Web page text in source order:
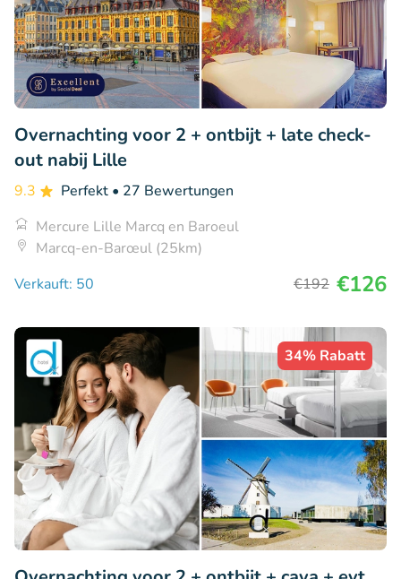
Overnachting voor 2 + ontbijt + late check-
out nabij Lille
9.3 Perfekt • 27 Bewertungen
Mercure Lille Marcq en Baroeul
Marcq-en-Barœul (25km)
Verkauft: 50
€192 €126
34% Rabatt